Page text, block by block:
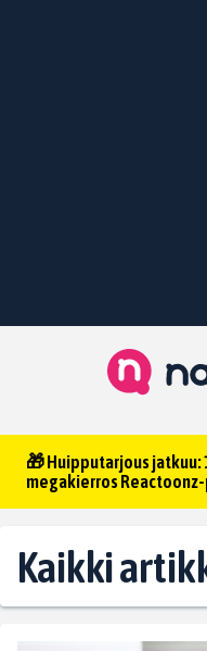
🎁 Huipputarjous jatkuu:
megakierros
Kaikki